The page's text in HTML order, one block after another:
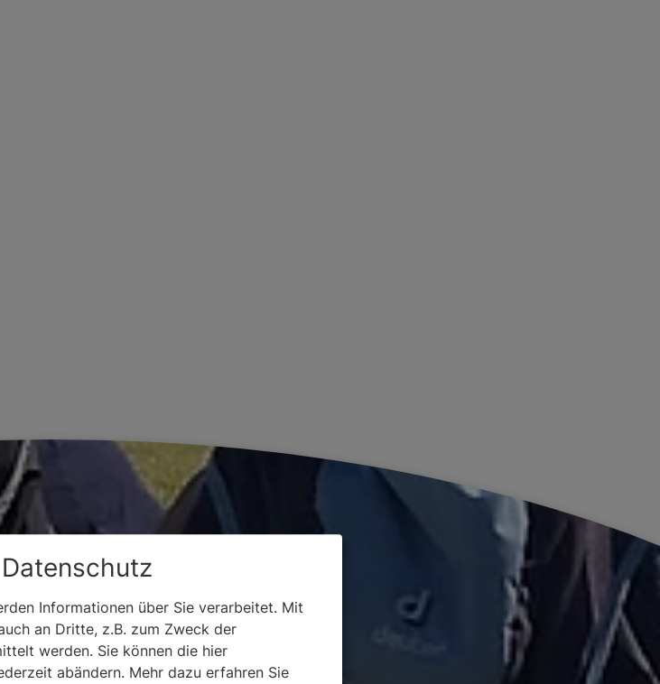
Informationen über Sie verarbeitet. Mit
an Dritte, z.B. zum Zweck der
werden. Sie können die hier
abändern. Mehr dazu erfahren Sie